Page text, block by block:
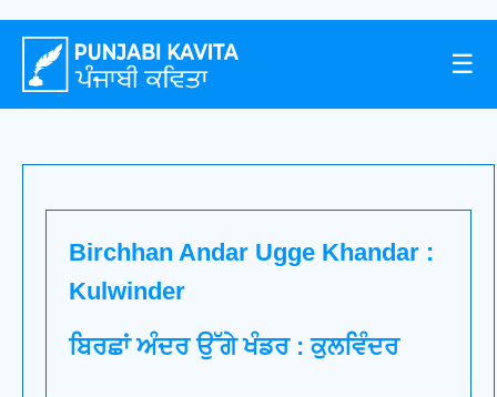
☰
Birchhan Andar Ugge Khandar :
Kulwinder
ਬਿਰਛਾਂ ਅੰਦਰ ਉੱਗੇ ਖੰਡਰ : ਕੁਲਵਿੰਦਰ